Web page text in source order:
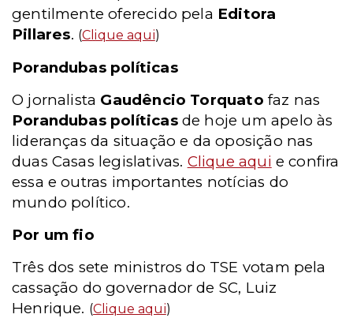
gentilmente oferecido pela Editora
Pillares. (Clique aqui)
Porandubas políticas
O jornalista Gaudêncio Torquato faz nas
Porandubas políticasde hoje um apelo às
lideranças da situação e da oposição nas
duas Casas legislativas. Clique aqui e confira
essa e outras importantes notícias do
mundo político.
Por um fio
Três dos sete ministros do TSE votam pela
cassação do governador de SC, Luiz
Henrique. (Clique aqui)